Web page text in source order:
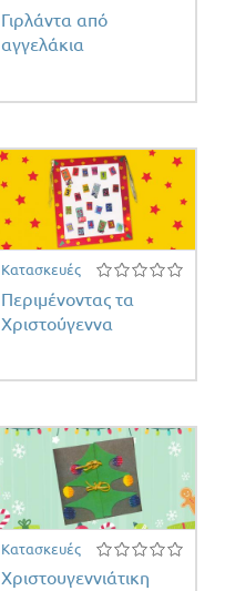
Γιρλάντα από
αγγελάκια
Κατασκευές
Περιμένοντας τα
Χριστούγεννα
Κατασκευές
Χριστουγεννιάτικη